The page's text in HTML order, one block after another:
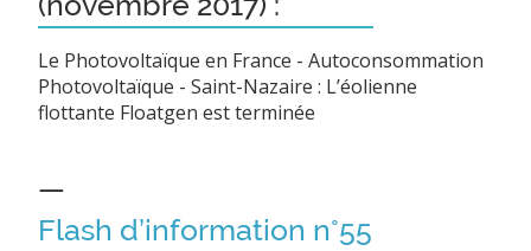
Le Photovoltaïque en France - Autoconsommation
Photovoltaïque - Saint-Nazaire : L’éolienne
flottante Floatgen est terminée
—
Flash d’information n°55